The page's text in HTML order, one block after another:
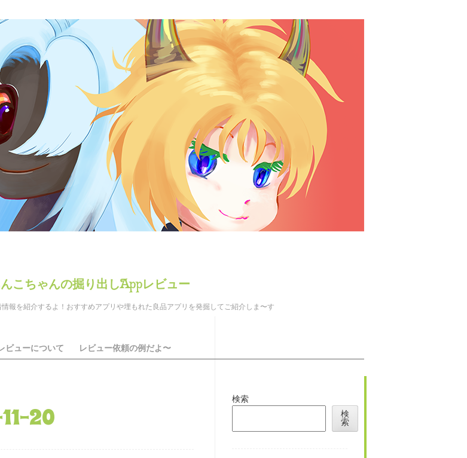
こちゃんの掘り出しAppレビュー
報を紹介するよ！おすすめアプリや埋もれた良品アプリを発掘してご紹介しま〜す
レビューについて レビュー依頼の例だよ〜
20
検索
検
索